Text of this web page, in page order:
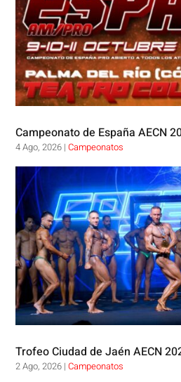
Campeonato de España AECN
4 Ago, 2026 |Campeonatos
Trofeo Ciudad de Jaén AECN
2 Ago, 2026 |Campeonatos